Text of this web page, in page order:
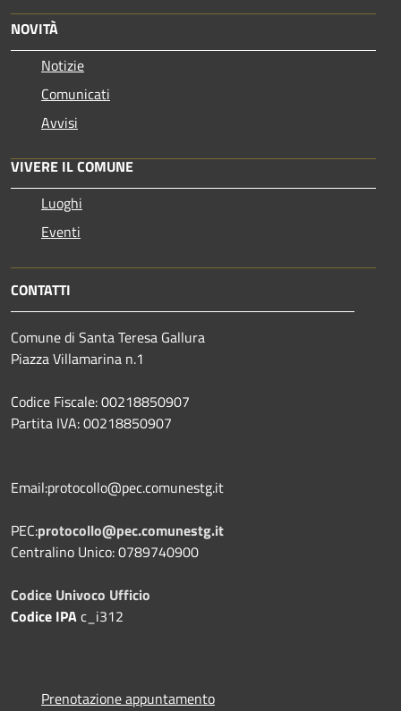
NOVITÀ
Notizie
Comunicati
Avvisi
VIVERE IL COMUNE
Luoghi
Eventi
CONTATTI
Comune di Santa Teresa Gallura
Piazza Villamarina n.1
Codice Fiscale: 00218850907
Partita IVA: 00218850907
Email:protocollo@pec.comunestg.it
PEC:protocollo@pec.comunestg.it
Centralino Unico: 0789740900
Codice Univoco Ufficio
Codice IPAc_i312
Prenotazione appuntamento